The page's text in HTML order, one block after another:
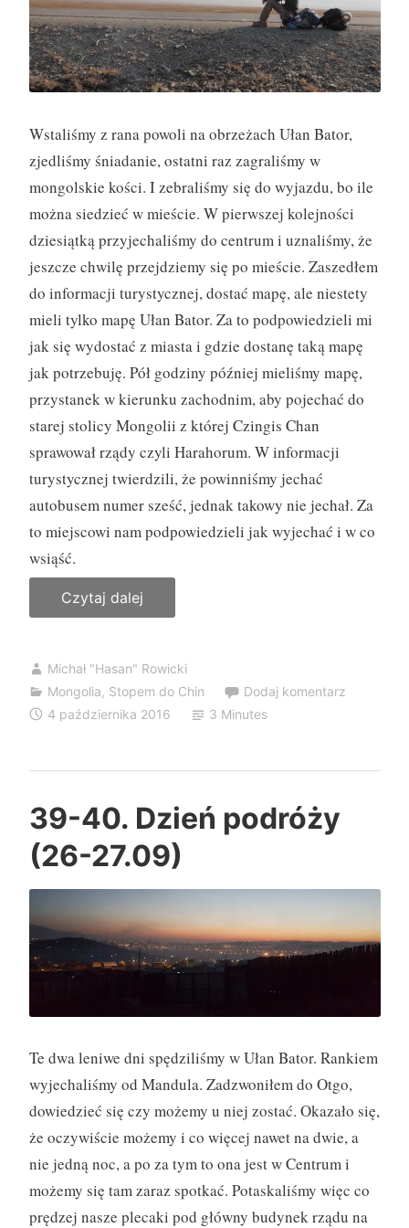
y
(
2
9
0
”
Wstaliśmy z rana powoli na obrzeżach Ułan Bator,
zjedliśmy śniadanie, ostatni raz zagraliśmy w
mongolskie kości. I zebraliśmy się do wyjazdu, bo ile
można siedzieć w mieście. W pierwszej kolejności
dziesiątką przyjechaliśmy do centrum i uznaliśmy, że
jeszcze chwilę przejdziemy się po mieście. Zaszedłem
do informacji turystycznej, dostać mapę, ale niestety
mieli tylko mapę Ułan Bator. Za to podpowiedzieli mi
jak się wydostać z miasta i gdzie dostanę taką mapę
jak potrzebuję. Pół godziny później mieliśmy mapę,
przystanek w kierunku zachodnim, aby pojechać do
starej stolicy Mongolii z której Czingis Chan
sprawował rządy czyli Harahorum. W informacji
turystycznej twierdzili, że powinniśmy jechać
autobusem numer sześć, jednak takowy nie jechał. Za
to miejscowi nam podpowiedzieli jak wyjechać i w co
wsiąść.
Czytaj dalej
4
.
D
z
e
p
o
ó
ż
8
.
0
9
)
”
Michał "Hasan" Rowicki
Mongolia, Stopem do Chin
Dodaj komentarz
4 października 2016
3 Minutes
39-40. Dzień podróży
(26-27.09)
Te dwa leniwe dni spędziliśmy w Ułan Bator. Rankiem
wyjechaliśmy od Mandula. Zadzwoniłem do Otgo,
dowiedzieć się czy możemy u niej zostać. Okazało się,
że oczywiście możemy i co więcej nawet na dwie, a
nie jedną noc, a po za tym to ona jest w Centrum i
możemy się tam zaraz spotkać. Potaskaliśmy więc co
prędzej nasze plecaki pod główny budynek rządu na